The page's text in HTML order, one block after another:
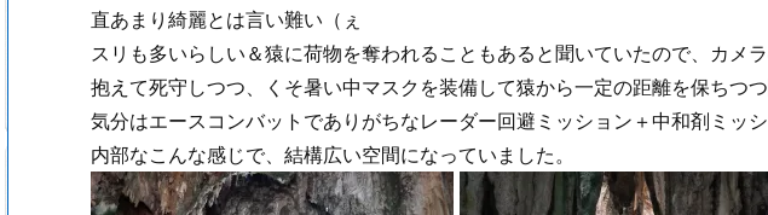
直あまり綺麗とは言い難い（ぇ
スリも多いらしい＆猿に荷物を奪われることもあると聞いていたので、カメ
抱えて死守しつつ、くそ暑い中マスクを装備して猿から一定の距離を保ちつつ
気分はエースコンバットでありがちなレーダー回避ミッション＋中和剤ミッ
内部なこんな感じで、結構広い空間になっていました。